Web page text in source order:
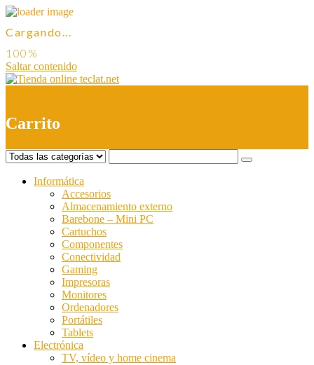
Cargando...
Saltar contenido
Carrito
Informática
Accesorios
Almacenamiento externo
Barebone – Mini PC
Cartuchos
Componentes
Conectividad
Gaming
Impresoras
Monitores
Ordenadores
Portátiles
Tablets
Electrónica
TV, vídeo y home cinema